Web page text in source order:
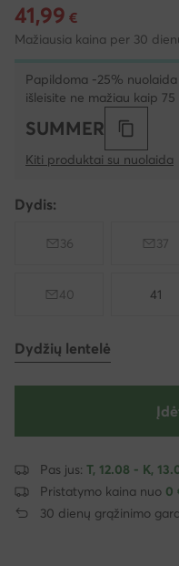
Dabartinė kaina 41,99 €
41,99 €
Mažiausia kaina per 30
Papildoma -25%
išleisite ne mažiau kaip 75
SUMMER
Kiti produktai su nuolaida
Dydis:
36 37
40 41
Dydžių lentelė
Pas jus: T, 12.08 - K,
Pristatymo kaina nuo 0
30 dienų grąžinimo